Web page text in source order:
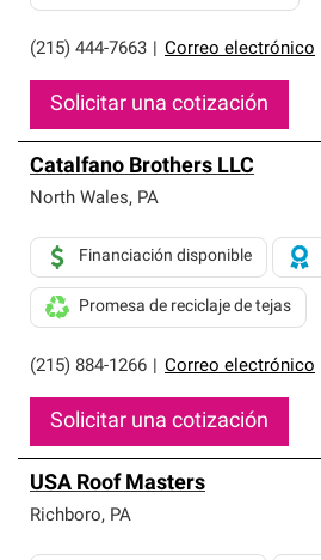
(215) 444-7663 Correo electrónico
Solicitar una cotización
Catalfano Brothers LLC
North Wales, PA
(215) 884-1266 Correo electrónico
Financiación disponible
Promesa de reciclaje de tejas
Solicitar una cotización
USA Roof Masters
Richboro, PA